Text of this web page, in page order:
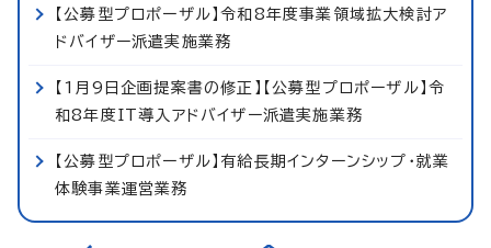
【公募型プロポーザル】令和8年度事業領域拡大検討ア
ドバイザー派遣実施業務
【1月9日企画提案書の修正】【公募型プロポーザル】令
和8年度IT導入アドバイザー派遣実施業務
【公募型プロポーザル】有給長期インターンシップ・就業
体験事業運営業務